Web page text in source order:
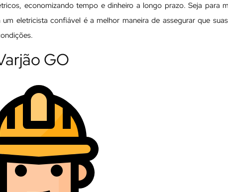
economizando tempo e dinheiro a longo prazo. Seja para
eletricista confiável é a melhor maneira de assegurar que
GO